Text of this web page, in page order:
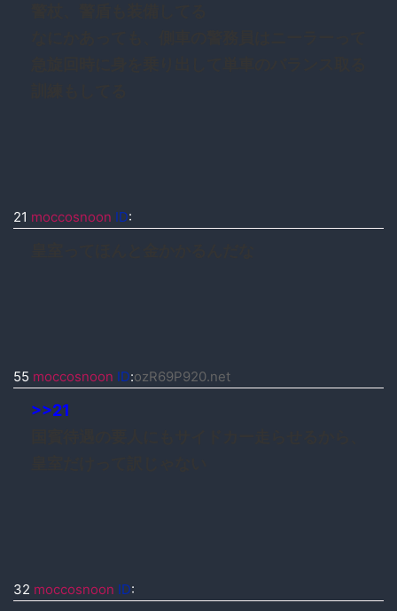
21 moccosnoon ID:
55 moccosnoon ID:ozR69P920.net
>>21
32 moccosnoon ID: